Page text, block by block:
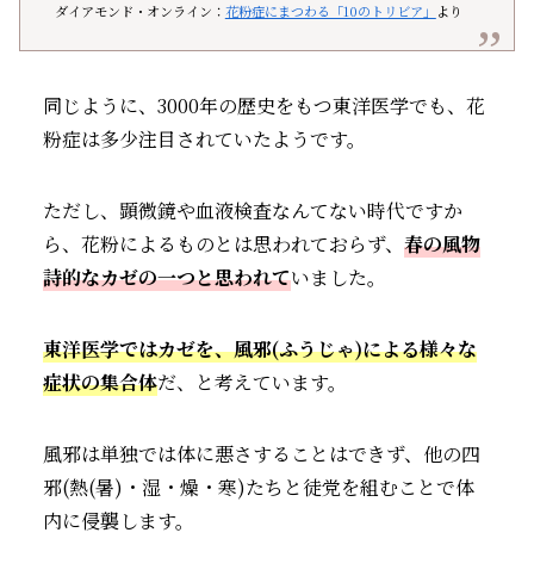
ダイアモンド・オンライン： 花粉症にまつわる「10のトリビア」 より
同じように、3000年の歴史をもつ東洋医学でも、花
粉症は多少注目されていたようです。
ただし、顕微鏡や血液検査なんてない時代ですか
ら、花粉によるものとは思われておらず、 春の風物
詩的なカゼの一つと思われていました。
東洋医学ではカゼを、風邪(ふうじゃ)による様々な
症状の集合体だ、と考えています。
風邪は単独では体に悪さすることはできず、他の四
邪(熱(暑)・湿・燥・寒)たちと徒党を組むことで体
内に侵襲します。